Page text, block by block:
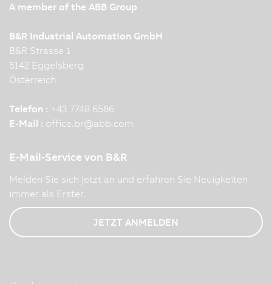
A member of the ABB Group
B&R Industrial Automation GmbH
B&R Strasse 1
5142 Eggelsberg
Österreich
Telefon : +43 7748 6586
E-Mail : office.br@abb.com
E-Mail-Service von B&R
Melden Sie sich jetzt an und erfahren Sie Neuigkeiten
immer als Erster.
JETZT ANMELDEN